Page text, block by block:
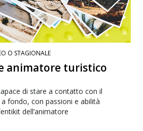
O STAGIONALE
animatore turistico
di stare a contatto con il
fondo, con passioni e abilità
dell’animatore